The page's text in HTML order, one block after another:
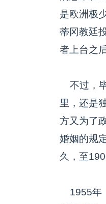
是欧洲极
蒂冈教廷
者上台之
不过，
里，还是
方又为了
婚姻的规
久，至
1955年